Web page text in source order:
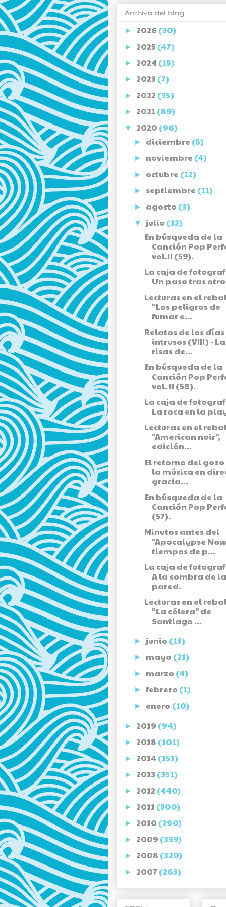
Archivo del blog
► 2026 (30)
► 2025 (47)
► 2024 (15)
► 2023 (7)
► 2022 (35)
► 2021 (89)
▼ 2020 (96)
► diciembre (5)
► noviembre (4)
► octubre (12)
► septiembre (11)
► agosto (3)
▼ julio (12)
En búsqueda de la
Canción Pop
vol.II (59).
La caja de
Un paso tras
Lecturas en el
"Los peligros de
fumar e...
Relatos de los días
intrusos (VIII) -
risas de...
En búsqueda de la
Canción Pop
vol. II (58).
La caja de
La roca en la
Lecturas en el
"American noir",
edición...
El retorno del
la música en
gracia...
En búsqueda de la
Canción Pop
(57).
Minutos antes del
"Apocalypse
tiempos de p...
La caja de
A la sombra de la
pared.
Lecturas en el
"La cólera" de
Santiago ...
► junio (13)
► mayo (21)
► marzo (4)
►febrero (1)
► enero (10)
► 2019 (94)
► 2018 (101)
► 2014 (151)
► 2013 (351)
► 2012 (440)
► 2011 (500)
► 2010 (290)
► 2009 (339)
► 2008 (320)
► 2007 (263)